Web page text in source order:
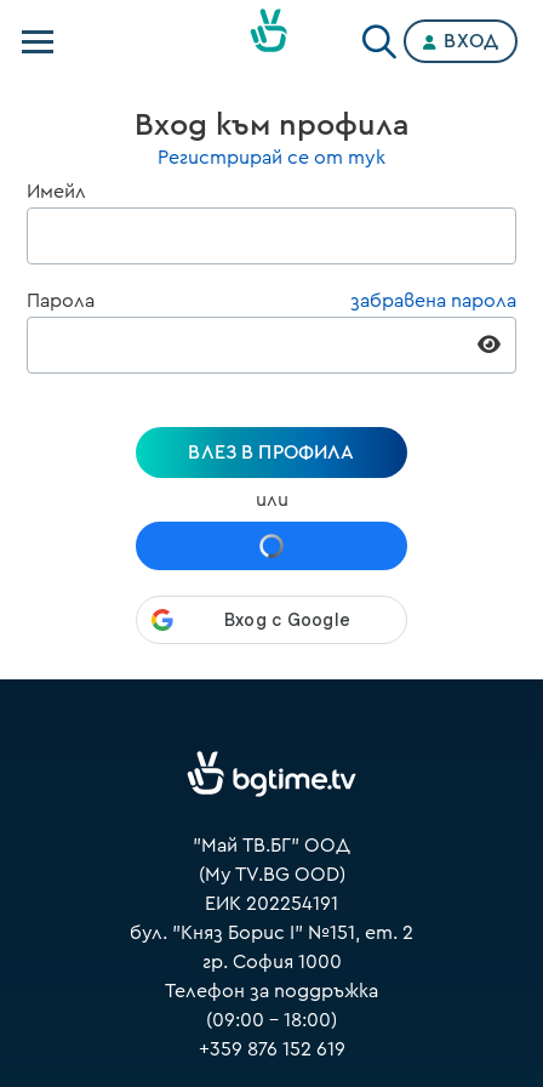
Категории
ВХОД
Вход към профила
Регистрирай се от тук
Имейл
Парола забравена парола
ВЛЕЗ В ПРОФИЛА
или
"Май ТВ.БГ" ООД
(My TV.BG OOD)
ЕИК 202254191
бул. "Княз Борис I" №151, ет. 2
гр. София 1000
Телефон за поддръжка
(09:00 – 18:00)
+359 876 152 619